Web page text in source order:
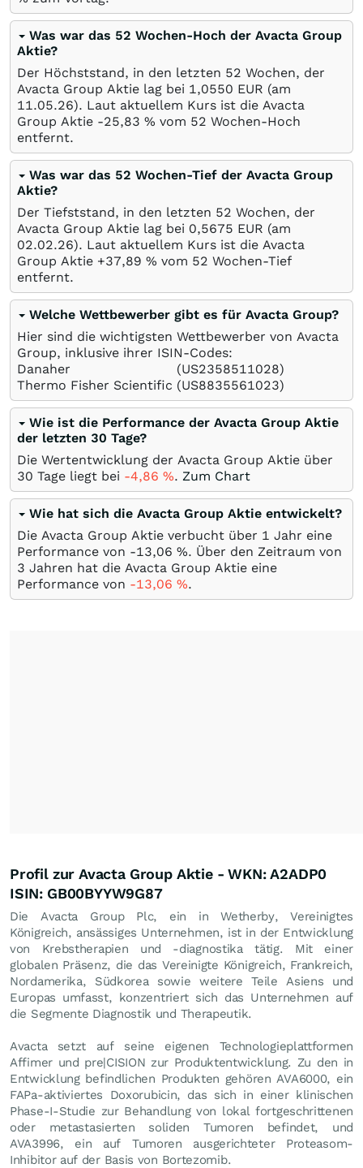
Was war das 52 Wochen-Hoch der Avacta Group
Aktie?
Der Höchststand, in den letzten 52 Wochen, der
Avacta Group Aktie lag bei 1,0550 EUR (am
11.05.26). Laut aktuellem Kurs ist die Avacta
Group Aktie -25,83 % vom 52 Wochen-Hoch
entfernt.
Was war das 52 Wochen-Tief der Avacta Group
Aktie?
Der Tiefststand, in den letzten 52 Wochen, der
Avacta Group Aktie lag bei 0,5675 EUR (am
02.02.26). Laut aktuellem Kurs ist die Avacta
Group Aktie +37,89 % vom 52 Wochen-Tief
entfernt.
Welche Wettbewerber gibt es für Avacta Group?
Hier sind die wichtigsten Wettbewerber von Avacta
Group, inklusive ihrer ISIN-Codes:
Danaher
(US2358511028)
Thermo Fisher Scientific (US8835561023)
Wie ist die Performance der Avacta Group Aktie
der letzten 30 Tage?
Die Wertentwicklung der Avacta Group Aktie über
30 Tage liegt bei -4,86 %. Zum Chart
Wie hat sich die Avacta Group Aktie entwickelt?
Die Avacta Group Aktie verbucht über 1 Jahr eine
Performance von -13,06 %. Über den Zeitraum von
3 Jahren hat die Avacta Group Aktie eine
Performance von -13,06 %.
Profil zur Avacta Group Aktie - WKN: A2ADP0
ISIN: GB00BYYW9G87
Die Avacta Group Plc, ein in Wetherby, Vereinigtes
Königreich, ansässiges Unternehmen, ist in der Entwicklung
von Krebstherapien und -diagnostika tätig. Mit einer
globalen Präsenz, die das Vereinigte Königreich, Frankreich,
Nordamerika, Südkorea sowie weitere Teile Asiens und
Europas umfasst, konzentriert sich das Unternehmen auf
die Segmente Diagnostik und Therapeutik.
Avacta setzt auf seine eigenen Technologieplattformen
Affimer und pre|CISION zur Produktentwicklung. Zu den in
Entwicklung befindlichen Produkten gehören AVA6000, ein
FAPa-aktiviertes Doxorubicin, das sich in einer klinischen
Phase-I-Studie zur Behandlung von lokal fortgeschrittenen
oder metastasierten soliden Tumoren befindet, und
AVA3996, ein auf Tumoren ausgerichteter Proteasom-
Inhibitor auf der Basis von Bortezomib.